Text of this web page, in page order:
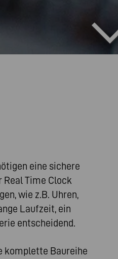
eine sichere
Real Time Clock
wie z.B. Uhren,
Laufzeit, ein
entscheidend.
komplette Baureihe